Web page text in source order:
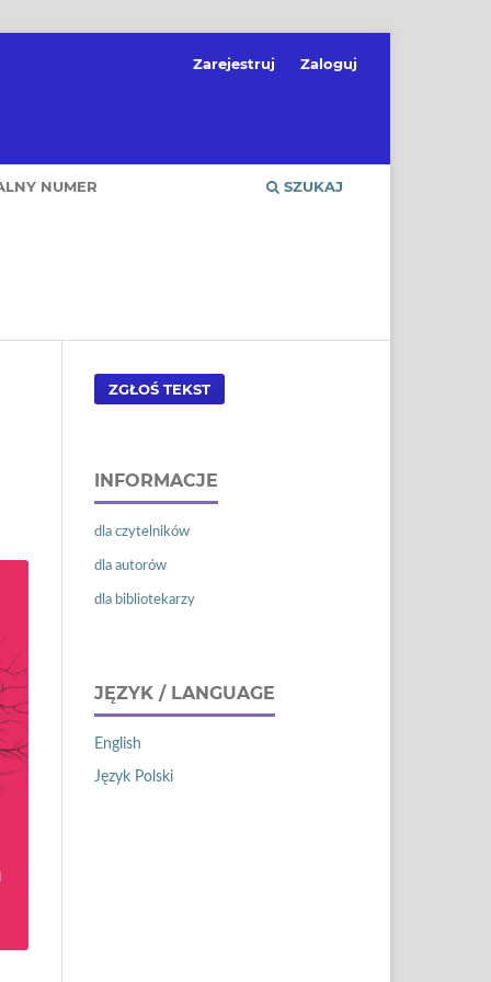
NUMER SZUKAJ
Zarejestruj Zaloguj
ZGŁOŚ TEKST
INFORMACJE
dla czytelników
dla autorów
dla bibliotekarzy
JĘZYK / LANGUAGE
English
Język Polski